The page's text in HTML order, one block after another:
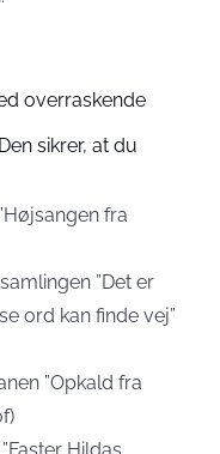
overraskende
sikrer, at du
fra
”Det er
ord kan finde vej”
”Opkald fra